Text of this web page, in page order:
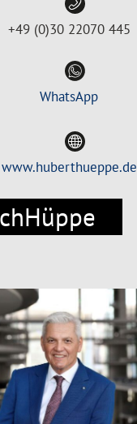
+49 (0)30 22070 445
WhatsApp
www.huberthueppe.de